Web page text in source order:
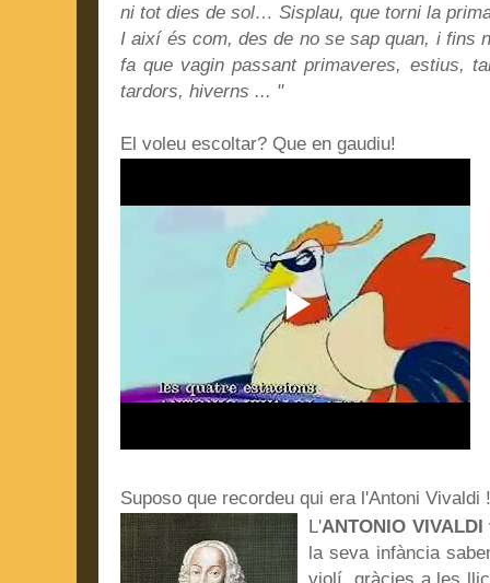
ni tot dies de sol… Sisplau, que torni la
I així és com, des de no se sap quan, i fins
fa que vagin passant primaveres, estius,
tardors, hiverns ... "
El voleu escoltar? Que en gaudiu!
Suposo que recordeu qui era l'Antoni Vivaldi
L'ANTONIO VIVALDI
la seva infància
violí, gràcies a les